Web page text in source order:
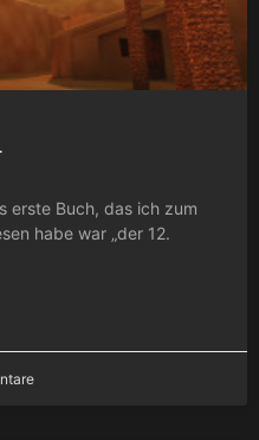
erste Buch, das ich zum
habe war „der 12.